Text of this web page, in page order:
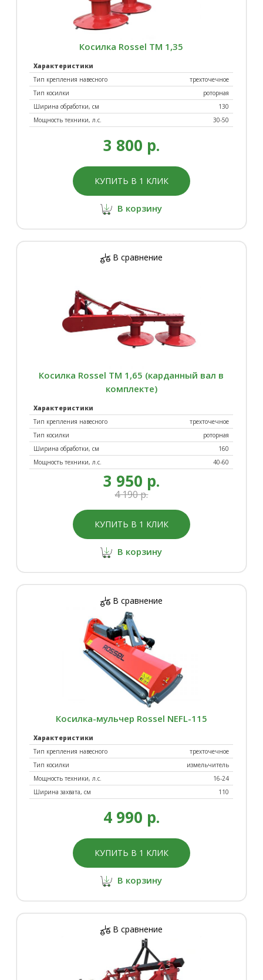
Косилки
Овощные сеялки Окучники
Опрыскиватели Отвалы
Плуги
Разбрасыватели
Сепаративные
фрезы
Щетки роторные
Экскаваторное
Косилка Rossel ТМ 1,35
Характеристики
Тип крепления навесного
трехточечное
Тип косилки
роторная
Ширина обработки, см
130
Мощность техники, л.с.
30-50
3 800 р.
КУПИТЬ В 1 КЛИК
В корзину
В сравнение
Косилка Rossel ТМ 1,65 (карданный вал в
комплекте)
Характеристики
Тип крепления навесного
трехточечное
Тип косилки
роторная
Ширина обработки, см
160
Мощность техники, л.с.
40-60
3 950 р.
4 190 р.
КУПИТЬ В 1 КЛИК
В корзину
В сравнение
Косилка-мульчер Rossel NEFL-115
Характеристики
Тип крепления навесного
трехточечное
Тип косилки
измельчитель
Мощность техники, л.с.
16-24
Ширина захвата, см
110
4 990 р.
КУПИТЬ В 1 КЛИК
В корзину
В сравнение